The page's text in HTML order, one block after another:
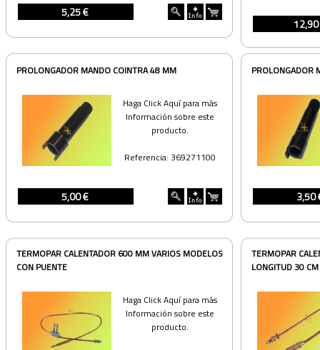
5,25 €
PROLONGADOR MANDO COINTRA 48 MM
Haga Click Aquí para más
Información sobre este
producto.
Referencia: 369271100
5,00 €
PROLONGADOR
3,50
TERMOPAR CALENTADOR 600 MM VARIOS MODELOS
CON PUENTE
Haga Click Aquí para más
Información sobre este
producto.
TERMOPAR
LONGITUD 30 CM